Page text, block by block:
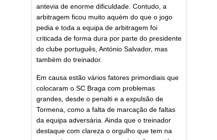
antevia de enorme dificuldade. Contudo, a
arbitragem ficou muito aquém do que o jogo
pedia e toda a equipa de arbitragem foi
criticada de forma dura por parte do presidente
do clube português, António Salvador, mas
também do treinador.
Em causa estão vários fatores primordiais que
colocaram o SC Braga com problemas
grandes, desde o penalti e a expulsão de
Tormena, como a falta de marcação de faltas
da equipa adversária. Ainda que o treinador
destaque com clareza o orgulho que tem na